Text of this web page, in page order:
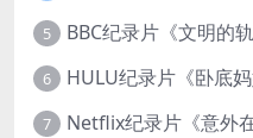
5
6
7